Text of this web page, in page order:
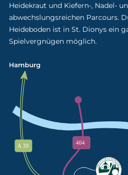
Heidekraut und Kiefern-, Nadel-
abwechslungsreichen Parcours.
Heideboden ist in St. Dionys ein
Spielvergnügen möglich.